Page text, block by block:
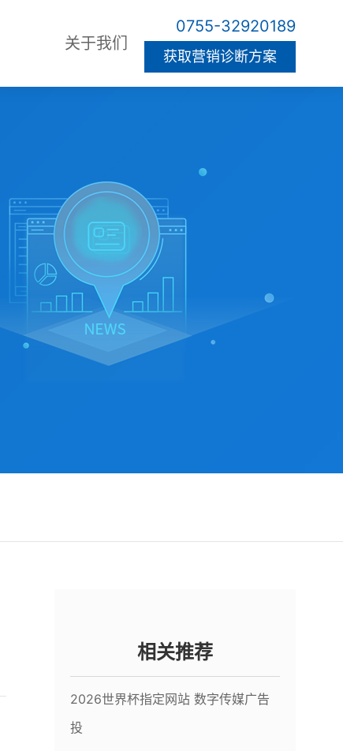
关于我们
0755-32920189
获取营销诊断方案
相关推荐
2026世界杯指定网站 数字传媒广告
投